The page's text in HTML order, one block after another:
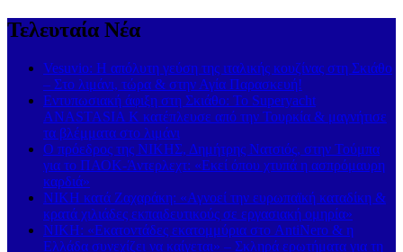
Τελευταία Νέα
Vesuvio: Η απόλυτη γεύση της ιταλικής κουζίνας στη Σκιάθο
– Στο λιμάνι, τώρα & στην Αγία Παρασκευή!
Εντυπωσιακή άφιξη στη Σκιάθο: Το Superyacht
ANASTASIA K κατέπλευσε από την Τουρκία & μαγνήτισε
τα βλέμματα στο λιμάνι
Ο πρόεδρος της ΝΙΚΗΣ, Δημήτρης Νατσιός, στην Τούμπα
για το ΠΑΟΚ-Άντερλεχτ: «Εκεί όπου χτυπά η ασπρόμαυρη
καρδιά»
ΝΙΚΗ κατά Ζαχαράκη: «Αγνοεί την ευρωπαϊκή καταδίκη &
κρατά χιλιάδες εκπαιδευτικούς σε εργασιακή ομηρία»
ΝΙΚΗ: «Εκατοντάδες εκατομμύρια στο AntiNero & η
Ελλάδα συνεχίζει να καίγεται» – Σκληρά ερωτήματα για τη